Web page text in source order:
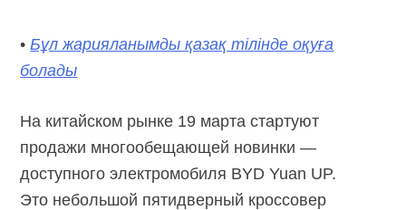
•Бұл жарияланымды қазақ тілінде оқуға
болады
На китайском рынке 19 марта стартуют
продажи многообещающей новинки —
доступного электромобиля BYD Yuan UP.
Это небольшой пятидверный кроссовер